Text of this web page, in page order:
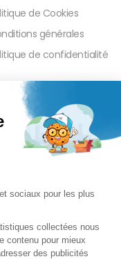
de Cookies
générales
de confidentialité
ET PARTENAIRE
Presse
de Presse
Presse